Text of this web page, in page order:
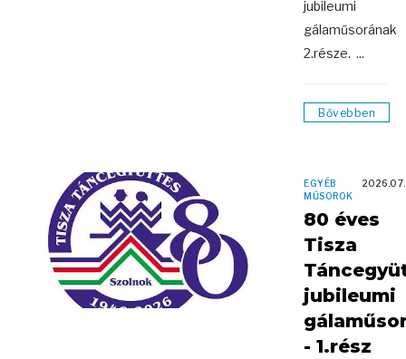
jubileumi
gálaműsorának
2.része. ...
Bővebben
EGYÉB
MŰSOROK
80 éves
Tisza
jubileumi
- 1.rész